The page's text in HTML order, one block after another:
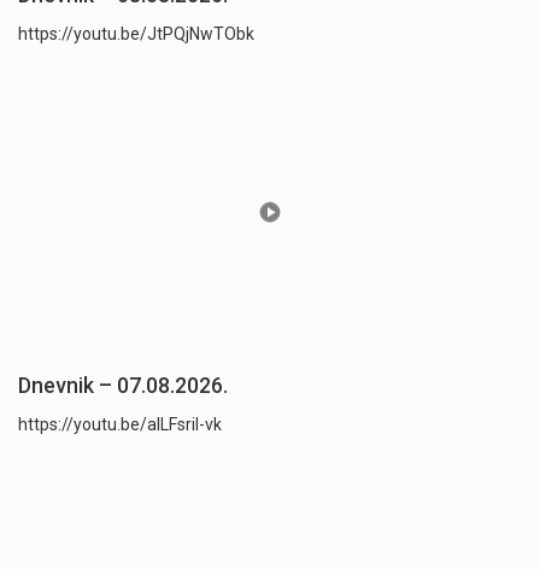
https://youtu.be/JtPQjNwTObk
Dnevnik – 07.08.2026.
https://youtu.be/aILFsriI-vk